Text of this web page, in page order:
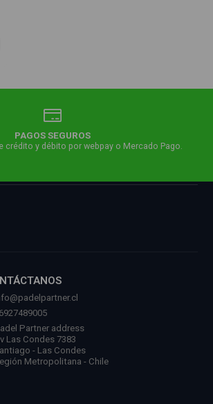
PAGOS SEGUROS
crédito y débito por webpay o Mercado Pago.
Partner address
Las Condes 7383
- Las Condes
Metropolitana - Chile